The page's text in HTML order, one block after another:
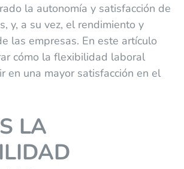
la autonomía y satisfacción de
y, a su vez, el rendimiento y
las empresas. En este artículo
cómo la flexibilidad laboral
en una mayor satisfacción en el
LA